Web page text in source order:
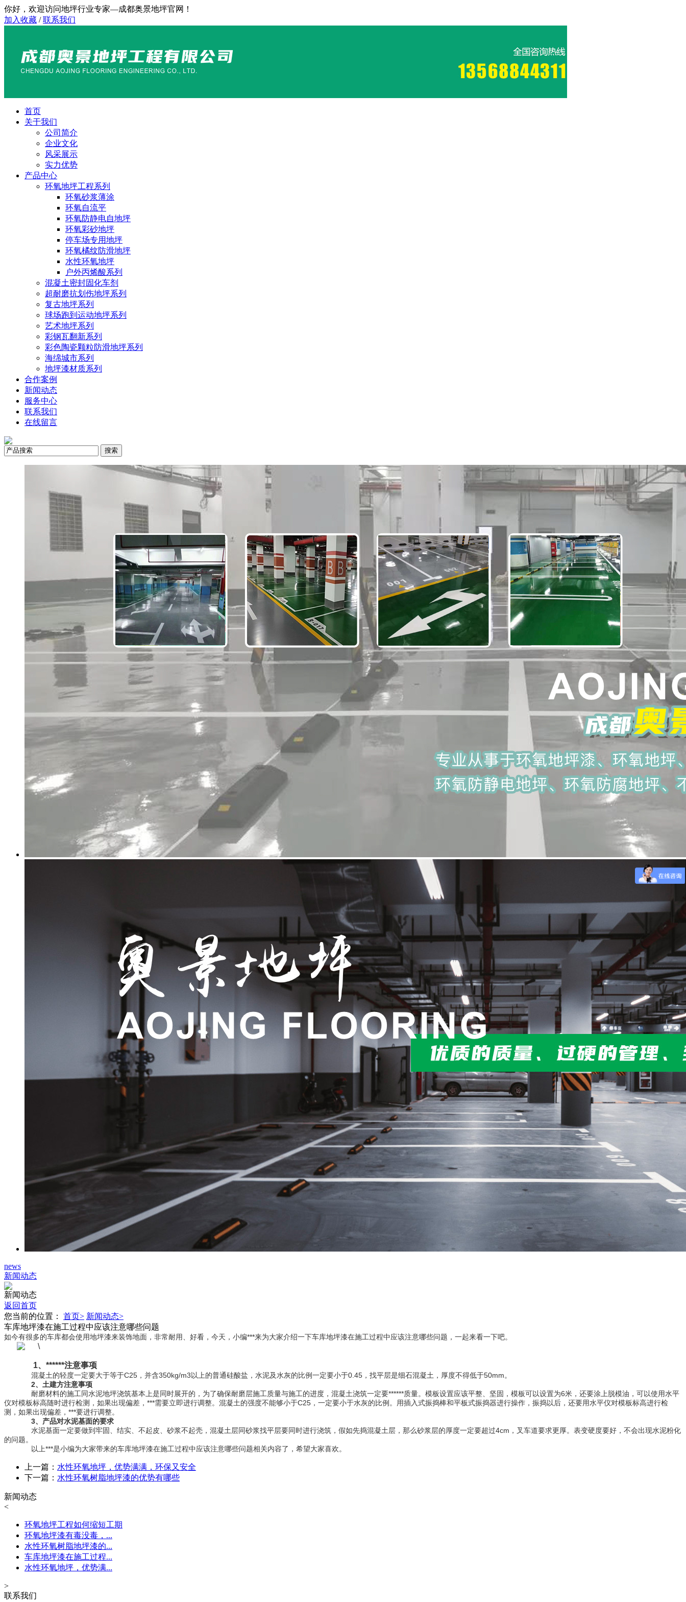
你好，欢迎访问地坪行业专家—成都奥景地坪官网！
加入收藏 /联系我们
首页
关于我们
公司简介
企业文化
风采展示
实力优势
产品中心
环氧地坪工程系列
环氧砂浆薄涂
环氧自流平
环氧防静电自地坪
环氧彩砂地坪
停车场专用地坪
环氧橘纹防滑地坪
水性环氧地坪
户外丙烯酸系列
混凝土密封固化车剂
超耐磨抗划伤地坪系列
复古地坪系列
球场跑到运动地坪系列
艺术地坪系列
彩钢瓦翻新系列
彩色陶瓷颗粒防滑地坪系列
海绵城市系列
地坪漆材质系列
合作案例
新闻动态
服务中心
联系我们
在线留言
news
新闻动态
新闻动态
返回首页
您当前的位置： 首页> 新闻动态>
车库地坪漆在施工过程中应该注意哪些问题
如今有很多的车库都会使用地坪漆来装饰地面，非常耐用、好看，今天， 小编***来为大家介绍一下车库地坪漆在施工过程中应该注意哪些问题，一起来看一下吧。
1、******注意事项
混凝土的轻度一定要大于等于C25，并含350kg/m3以上的普通硅酸盐，水泥及水灰的比例一定要小于0.45，找平层是细石混凝土，厚度不得低于50mm。
2、土建方注意事项
耐磨材料的施工同水泥地坪浇筑基本上是同时展开的，为了确保耐磨层施工质量与施工的进度，混凝土浇筑一定要******质量。模板设置应该平整、坚固，模板可以设置为6米，还要涂上脱模油，可以使用水平
仪对模板标高随时进行检测，如果出现偏差，***需要立即进行调整。混凝土的强度不能够小于C25，一定要小于水灰的比例。用插入式振捣棒和平板式振捣器进行操作，振捣以后，还要用水平仪对模板标高进行检
测，如果出现偏差，***要进行调整。
3、产品对水泥基面的要求
水泥基面一定要做到牢固、结实、不起皮、砂浆不起壳，混凝土层同砂浆找平层要同时进行浇筑，假如先捣混凝土层，那么砂浆层的厚度一定要超过4cm，叉车道要求更厚。表变硬度要好，不会出现水泥粉化
的问题。
以上***是小编为大家带来的车库地坪漆在施工过程中应该注意哪些问题相关内容了，希望大家喜欢。
上一篇： 水性环氧地坪，优势满满，环保又安全
下一篇： 水性环氧树脂地坪漆的优势有哪些
新闻动态
<
环氧地坪工程如何缩短工期
环氧地坪漆有毒没毒，...
水性环氧树脂地坪漆的...
车库地坪漆在施工过程...
水性环氧地坪，优势满...
>
联系我们